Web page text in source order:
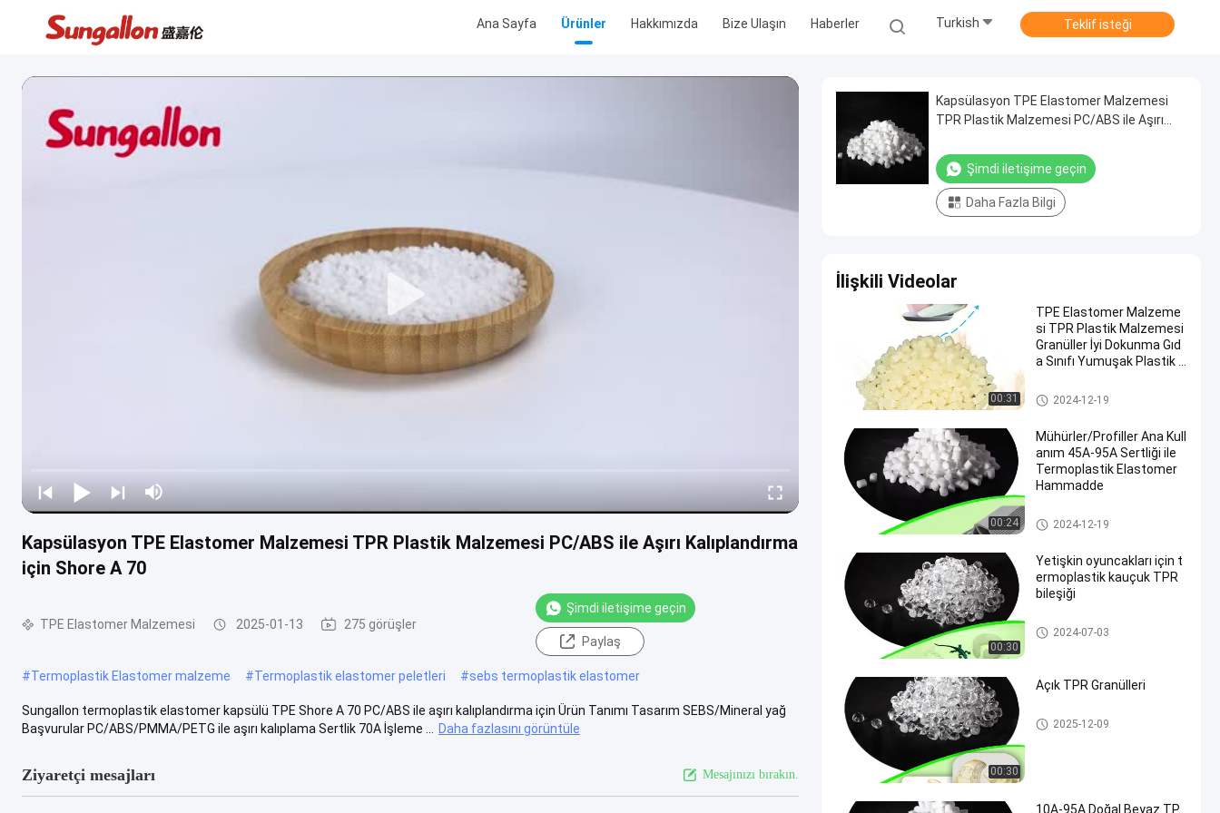
Ana Sayfa Ürünler Hakkımızda Bize Ulaşın Haberler Turkish Teklif isteği
Kapsülasyon TPE Elastomer Malzemesi TPR Plastik Malzemesi PC/ABS ile Aşırı Kalıplandırma
için Shore A 70
TPE Elastomer Malzemesi 2025-01-13 275 görüşler
Şimdi iletişime geçin
Paylaş
#Termoplastik Elastomer malzeme #Termoplastik elastomer peletleri #sebs termoplastik elastomer
Sungallon termoplastik elastomer kapsülü TPE Shore A 70 PC/ABS ile aşırı kalıplandırma için Ürün Tanımı Tasarım SEBS/Mineral yağ
Başvurular PC/ABS/PMMA/PETG ile aşırı kalıplama Sertlik 70A İşleme ...
Daha fazlasını görüntüle
Ziyaretçi mesajları Mesajınızı bırakın.
Kapsülasyon TPE Elastomer Malzemesi
TPR Plastik Malzemesi PC/ABS ile Aşırı
Şimdi iletişime geçin
Daha Fazla Bilgi
İlişkili Videolar
00:31
TPE Elastomer Malzeme
si TPR Plastik Malzemesi
Granüller İyi Dokunma Gıd
a Sınıfı Yumuşak Plastik P
TPE granülleri
2024-12-19
00:24
Mühürler/Profiller Ana Kull
anım 45A-95A Sertliği ile
Termoplastik Elastomer
Hammadde
TPR hammaddesi
2024-12-19
00:30
Yetişkin oyuncakları için t
ermoplastik kauçuk TPR
bileşiği
Termoplastik Kauçuk TPR
2024-07-03
00:30
Açık TPR Granülleri
TPR Granülleri
2025-12-09
10A-95A Doğal Beyaz TP